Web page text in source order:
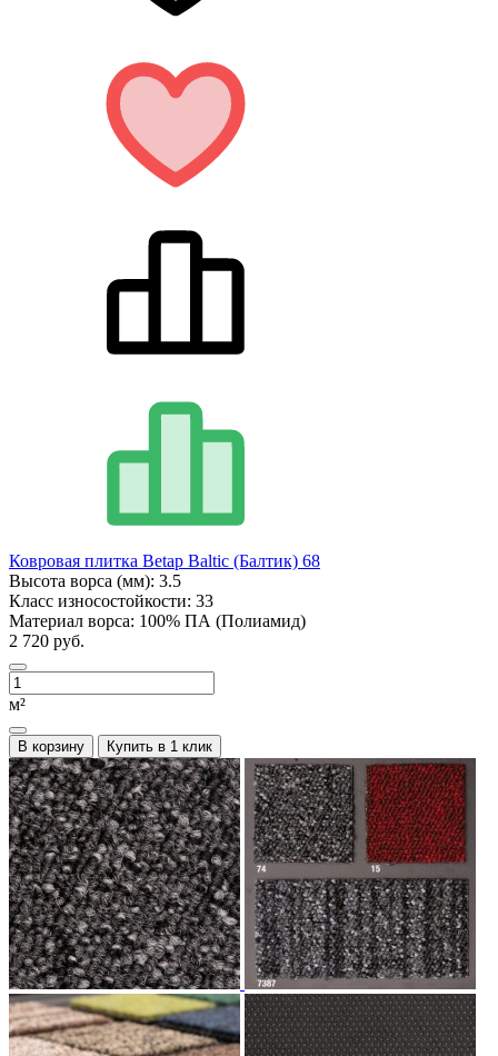
Ковровая плитка Betap Baltic (Балтик) 68
Высота ворса (мм): 3.5
Класс износостойкости: 33
Материал ворса: 100% ПА (Полиамид)
2 720 руб.
м²
В корзину Купить в 1 клик